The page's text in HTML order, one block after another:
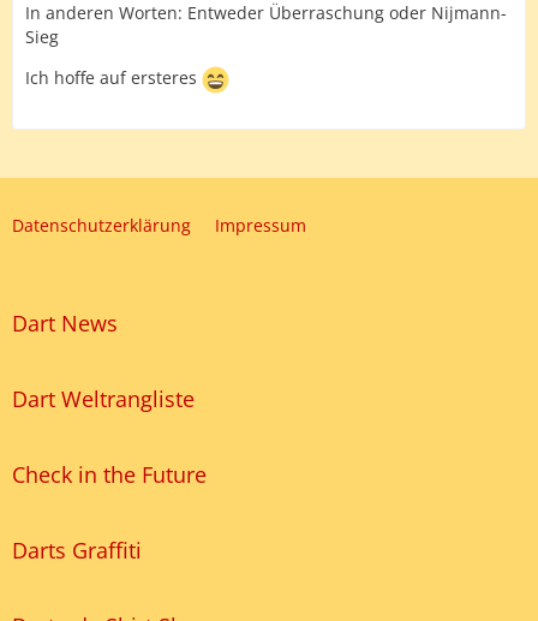
In anderen Worten: Entweder Überraschung oder Nijmann-
Sieg
Ich hoffe auf ersteres
Datenschutzerklärung Impressum
Dart News
Dart Weltrangliste
Check in the Future
Darts Graffiti